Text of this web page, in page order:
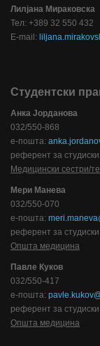
Лилјана Мираковска
Тел: +389 32 550 432
E-mail:
Студентски
Анка Јорданова
032/550-868
е-пошта:
референт за
Медицински сестри/
Мери Манева
032/550-070
е-пошта:
референт за
Општа медицина
Павле Куков
032/550-417
е-пошта: pavle.kukov
референт за
Општа медицина